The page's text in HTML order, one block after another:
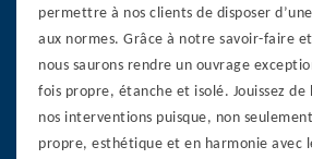
permettre à nos clients de disposer
aux normes. Grâce à notre savoir-faire
nous saurons rendre un ouvrage
fois propre, étanche et isolé. Jouissez de
nos interventions puisque, non
propre, esthétique et en harmonie avec